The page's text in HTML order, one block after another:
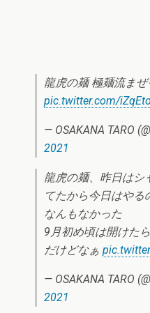
龍虎の麺 極麺流ま
pic.twitter.com/
— OSAKANA TARO
2021
龍虎の麺、昨日はシ
てたから今日はや
なんもなかった
9月初め頃は開けた
だけどなぁ
— OSAKANA TARO
2021